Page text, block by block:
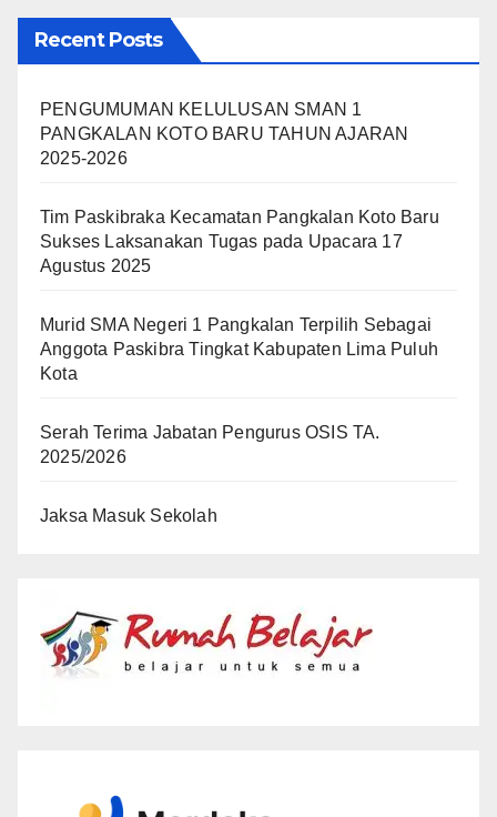
Recent Posts
PENGUMUMAN KELULUSAN SMAN 1
PANGKALAN KOTO BARU TAHUN AJARAN
2025-2026
Tim Paskibraka Kecamatan Pangkalan Koto Baru
Sukses Laksanakan Tugas pada Upacara 17
Agustus 2025
Murid SMA Negeri 1 Pangkalan Terpilih Sebagai
Anggota Paskibra Tingkat Kabupaten Lima Puluh
Kota
Serah Terima Jabatan Pengurus OSIS TA.
2025/2026
Jaksa Masuk Sekolah